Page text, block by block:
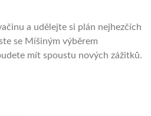
a udělejte si plán nejhezčích
se Míšiným výběrem
mít spoustu nových zážitků.